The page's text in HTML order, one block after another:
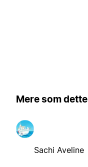
Mere som dette
Sachi Aveline